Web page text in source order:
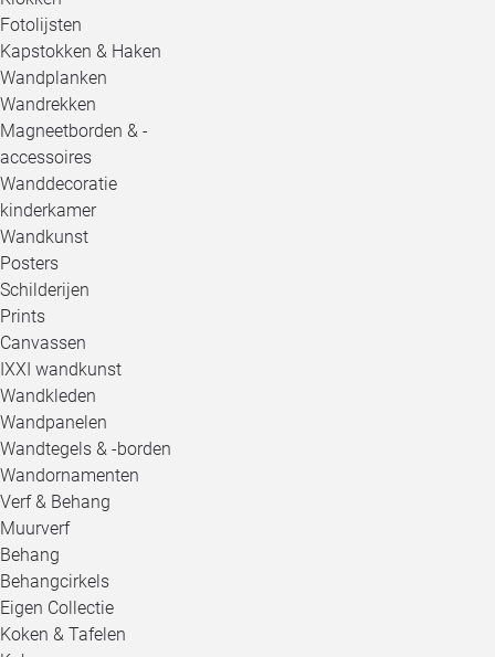
Fotolijsten
Kapstokken & Haken
Wandplanken
Wandrekken
Magneetborden & -
accessoires
Wanddecoratie
kinderkamer
Wandkunst
Posters
Schilderijen
Prints
Canvassen
IXXI wandkunst
Wandkleden
Wandpanelen
Wandtegels & -borden
Wandornamenten
Verf & Behang
Muurverf
Behang
Behangcirkels
Eigen Collectie
Koken & Tafelen